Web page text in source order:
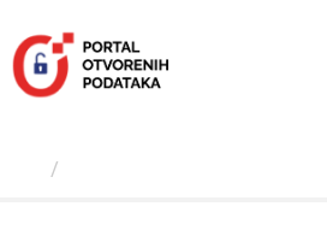
sadržaj